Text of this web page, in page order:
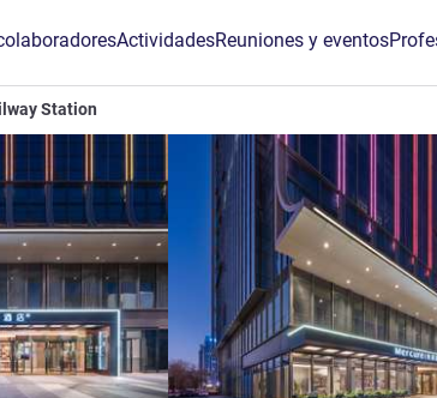
ActividadesReuniones y eventos
Station